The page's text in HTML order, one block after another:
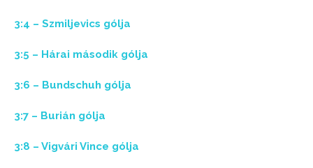
3:4 – Szmiljevics gólja
3:5 – Hárai második gólja
3:6 – Bundschuh gólja
3:7 – Burián gólja
3:8 – Vigvári Vince gólja